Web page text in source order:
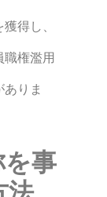
得し、
職権濫用
りま
事